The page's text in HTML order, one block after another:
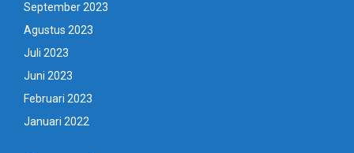
September 2023
Agustus 2023
Juli 2023
Juni 2023
Februari 2023
Januari 2022